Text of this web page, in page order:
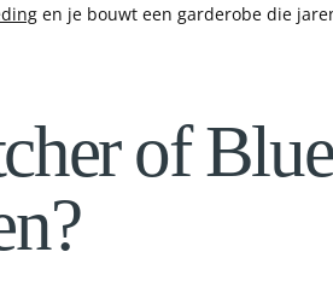
en je bouwt een garderobe die
of Blue